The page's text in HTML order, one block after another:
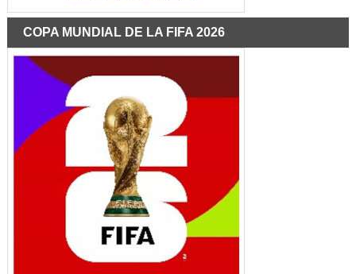
COPA MUNDIAL DE LA FIFA 2026